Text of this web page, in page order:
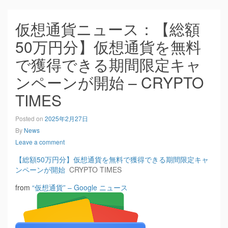
仮想通貨ニュース：【総額
50万円分】仮想通貨を無料
で獲得できる期間限定キャ
ンペーンが開始 – CRYPTO
TIMES
Posted on 2025年2月27日
By News
Leave a comment
【総額50万円分】仮想通貨を無料で獲得できる期間限定キャ
ンペーンが開始 CRYPTO TIMES
from “仮想通貨” – Google ニュース